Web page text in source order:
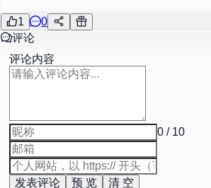
1
0
评论
评论内容
0 / 10
发表评论 预 览 清 空